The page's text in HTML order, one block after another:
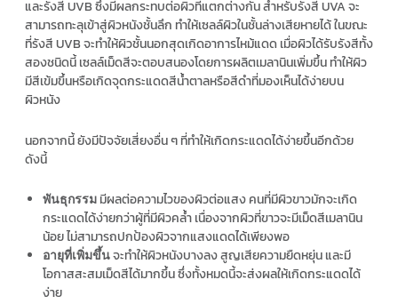
และรังสี UVB ซึ่งมีผลกระทบต่อผิวที่แตกต่างกัน สำหรับรังสี UVA จะ
สามารถทะลุเข้าสู่ผิวหนังชั้นลึก ทำให้เซลล์ผิวในชั้นล่างเสียหายได้ ในขณะ
ที่รังสี UVB จะทำให้ผิวชั้นนอกสุดเกิดอาการไหม้แดด เมื่อผิวได้รับรังสีทั้ง
สองชนิดนี้ เซลล์เม็ดสีจะตอบสนองโดยการผลิตเมลานินเพิ่มขึ้น ทำให้ผิว
มีสีเข้มขึ้นหรือเกิดจุดกระแดดสีน้ำตาลหรือสีดำที่มองเห็นได้ง่ายบน
ผิวหนัง
นอกจากนี้ ยังมีปัจจัยเสี่ยงอื่น ๆ ที่ทำให้เกิดกระแดดได้ง่ายขึ้นอีกด้วย
ดังนี้
พันธุกรรม มีผลต่อความไวของผิวต่อแสง คนที่มีผิวขาวมักจะเกิด
กระแดดได้ง่ายกว่าผู้ที่มีผิวคล้ำ เนื่องจากผิวที่ขาวจะมีเม็ดสีเมลานิน
น้อย ไม่สามารถปกป้องผิวจากแสงแดดได้เพียงพอ
อายุที่เพิ่มขึ้นจะทำให้ผิวหนังบางลง สูญเสียความยืดหยุ่น และมี
โอกาสสะสมเม็ดสีได้มากขึ้น ซึ่งทั้งหมดนี้จะส่งผลให้เกิดกระแดดได้
ง่าย